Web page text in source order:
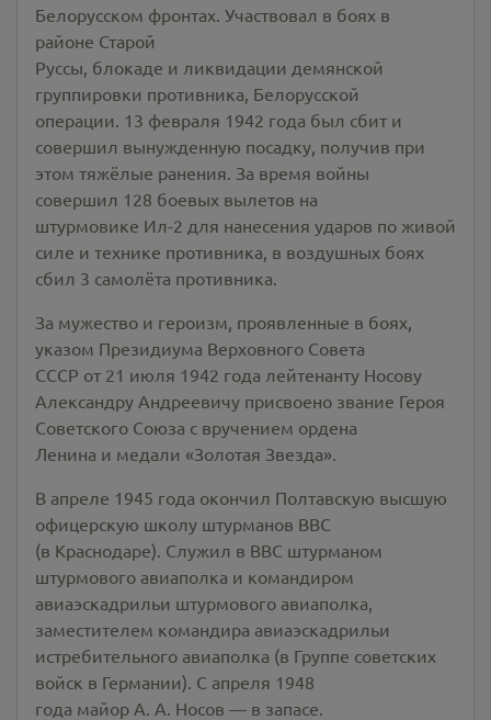
Белорусском фронтах. Участвовал в боях в
районе Старой
Руссы, блокаде и ликвидации демянской
группировки противника, Белорусской
операции. 13 февраля 1942 года был сбит и
совершил вынужденную посадку, получив при
этом тяжёлые ранения. За время войны
совершил 128 боевых вылетов на
штурмовике Ил-2 для нанесения ударов по живой
силе и технике противника, в воздушных боях
сбил 3 самолёта противника.
За мужество и героизм, проявленные в боях,
указом Президиума Верховного Совета
СССР от 21 июля 1942 года лейтенанту Носову
Александру Андреевичу присвоено звание Героя
Советского Союза с вручением ордена
Ленина и медали «Золотая Звезда».
В апреле 1945 года окончил Полтавскую высшую
офицерскую школу штурманов ВВС
(в Краснодаре). Служил в ВВС штурманом
штурмового авиаполка и командиром
авиаэскадрильи штурмового авиаполка,
заместителем командира авиаэскадрильи
истребительного авиаполка (в Группе советских
войск в Германии). С апреля 1948
года майор А. А. Носов — в запасе.